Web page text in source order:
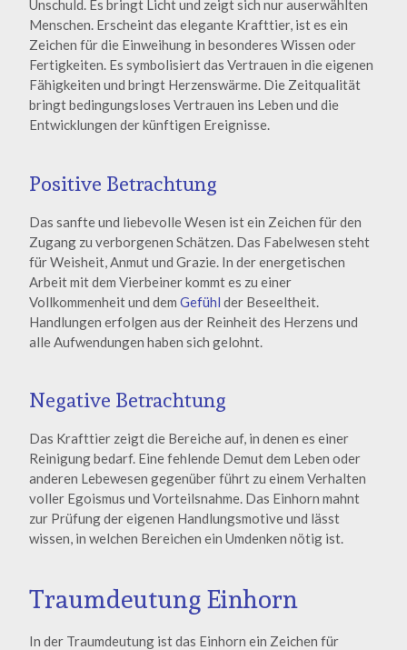
Unschuld. Es bringt Licht und zeigt sich nur auserwählten
Menschen. Erscheint das elegante Krafttier, ist es ein
Zeichen für die Einweihung in besonderes Wissen oder
Fertigkeiten. Es symbolisiert das Vertrauen in die eigenen
Fähigkeiten und bringt Herzenswärme. Die Zeitqualität
bringt bedingungsloses Vertrauen ins Leben und die
Entwicklungen der künftigen Ereignisse.
Positive Betrachtung
Das sanfte und liebevolle Wesen ist ein Zeichen für den
Zugang zu verborgenen Schätzen. Das Fabelwesen steht
für Weisheit, Anmut und Grazie. In der energetischen
Arbeit mit dem Vierbeiner kommt es zu einer
Vollkommenheit und dem Gefühl der Beseeltheit.
Handlungen erfolgen aus der Reinheit des Herzens und
alle Aufwendungen haben sich gelohnt.
Negative Betrachtung
Das Krafttier zeigt die Bereiche auf, in denen es einer
Reinigung bedarf. Eine fehlende Demut dem Leben oder
anderen Lebewesen gegenüber führt zu einem Verhalten
voller Egoismus und Vorteilsnahme. Das Einhorn mahnt
zur Prüfung der eigenen Handlungsmotive und lässt
wissen, in welchen Bereichen ein Umdenken nötig ist.
Traumdeutung Einhorn
In der Traumdeutung ist das Einhorn ein Zeichen für